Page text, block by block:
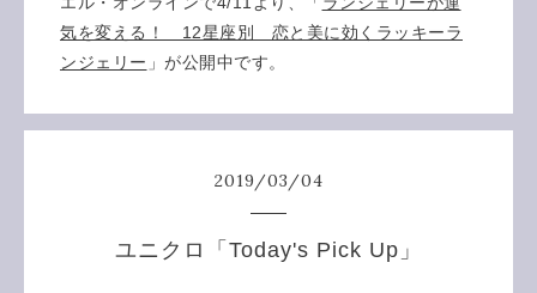
気を変える！ 12星座別 恋と美に効くラッキーラ
ンジェリー 」が公開中です。
2019/03/04
ユニクロ「Today's Pick Up」